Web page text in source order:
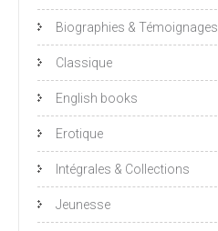
Biographies & Témoignages
Classique
English books
Erotique
Intégrales & Collections
Jeunesse